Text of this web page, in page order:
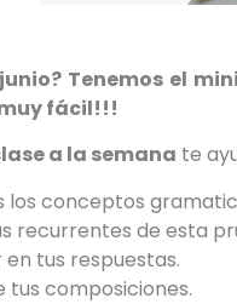
Tenemos el
fácil!!!
a la semana te
los conceptos
recurrentes de esta
tus respuestas.
composiciones.